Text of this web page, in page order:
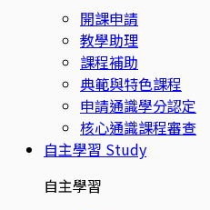
開課申請
教學助理
課程補助
典範與特色課程
申請通識學分認定
核心通識課程審查
自主學習 Study
自主學習